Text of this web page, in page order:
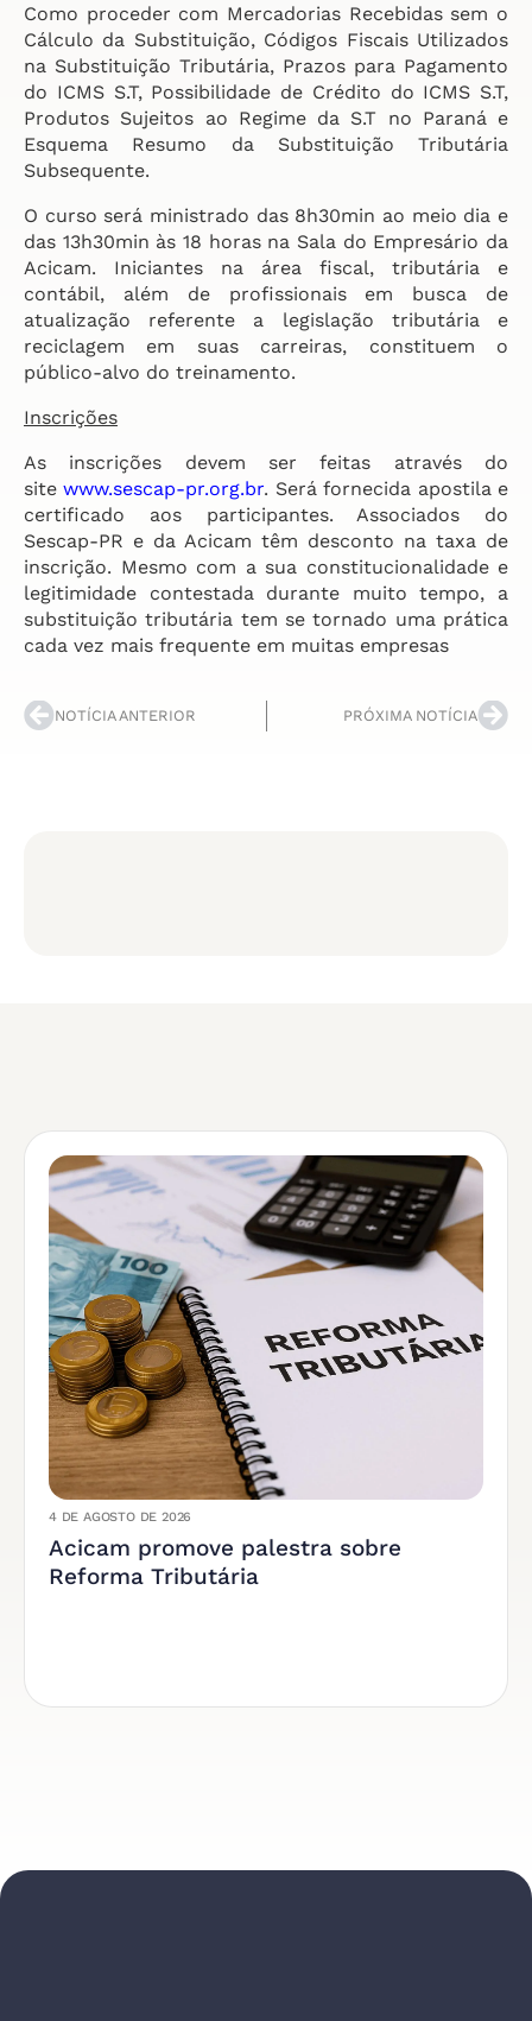
Como proceder com Mercadorias Recebidas sem o
Cálculo da Substituição, Códigos Fiscais Utilizados
na Substituição Tributária, Prazos para Pagamento
do ICMS S.T, Possibilidade de Crédito do ICMS S.T,
Produtos Sujeitos ao Regime da S.T no Paraná e
Esquema Resumo da Substituição Tributária
Subsequente.
O curso será ministrado das 8h30min ao meio dia e
das 13h30min às 18 horas na Sala do Empresário da
Acicam. Iniciantes na área fiscal, tributária e
contábil, além de profissionais em busca de
atualização referente a legislação tributária e
reciclagem em suas carreiras, constituem o
público-alvo do treinamento.
Inscrições
As inscrições devem ser feitas através do
sitewww.sescap-pr.org.br. Será fornecida apostila e
certificado aos participantes. Associados do
Sescap-PR e da Acicam têm desconto na taxa de
inscrição. Mesmo com a sua constitucionalidade e
legitimidade contestada durante muito tempo, a
substituição tributária tem se tornado uma prática
cada vez mais frequente em muitas empresas
NOTÍCIA ANTERIOR PRÓXIMA NOTÍCIA
4 DE AGOSTO DE 2026
Acicam promove palestra sobre
Reforma Tributária